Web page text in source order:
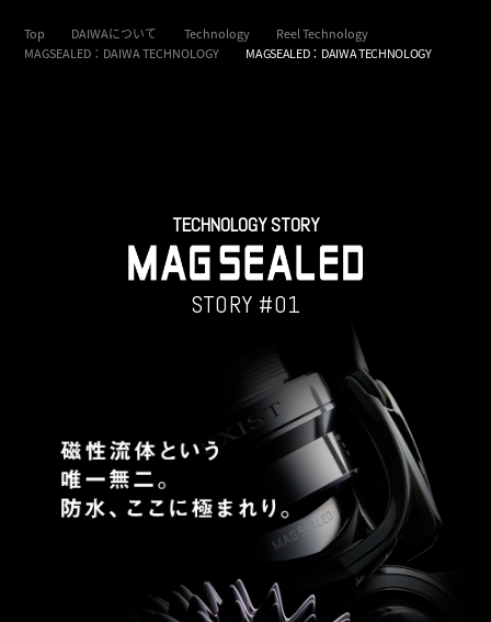
Top DAIWAについて Technology
Reel Technology
MAGSEALED：DAIWA TECHNOLOGY
MAGSEALED：DAIWA TECHNOLOGY
TECHNOLOGY STORY
STORY #01